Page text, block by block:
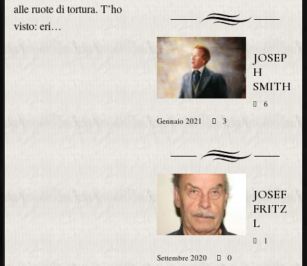
alle ruote di tortura. T’ho
visto: eri…
JOSEP
H
SMITH
6
Gennaio 2021
3
JOSEF
FRITZ
L
1
Settembre 2020
0